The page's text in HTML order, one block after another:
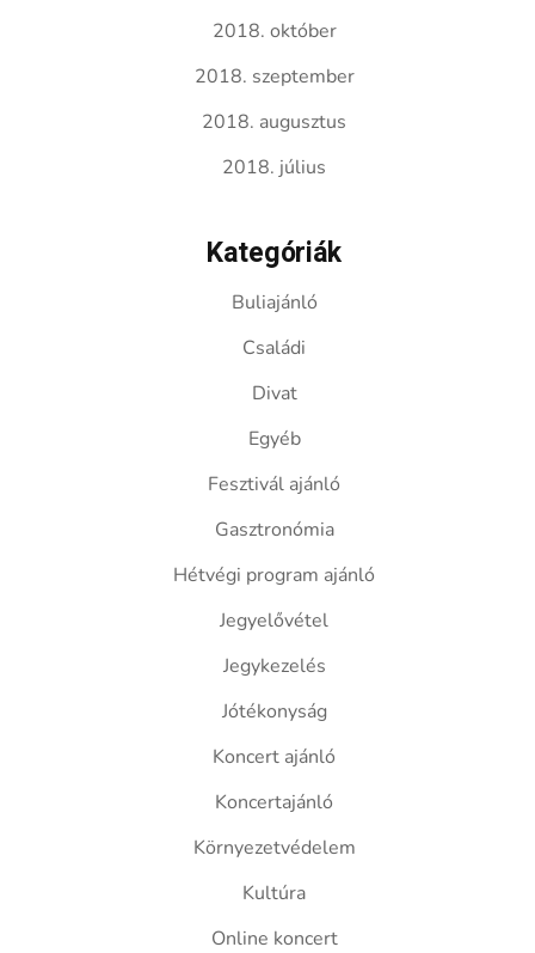
2018. október
2018. szeptember
2018. augusztus
2018. július
Kategóriák
Buliajánló
Családi
Divat
Egyéb
Fesztivál ajánló
Gasztronómia
Hétvégi program ajánló
Jegyelővétel
Jegykezelés
Jótékonyság
Koncert ajánló
Koncertajánló
Környezetvédelem
Kultúra
Online koncert